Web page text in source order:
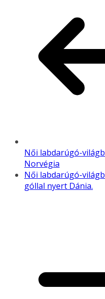
Női labdarúgó-
Norvégia
Női labdarúgó-
góllal nyert Dánia.